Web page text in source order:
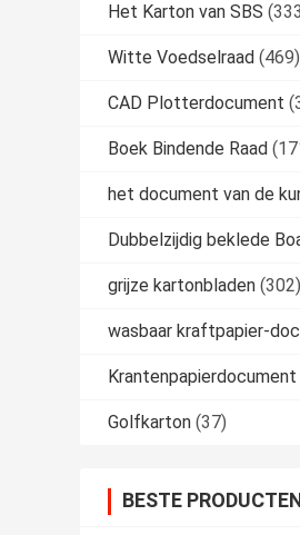
Het Karton van SBS
Witte Voedselraad (469)
CAD Plotterdocument
Boek Bindende Raad
het document van de
Dubbelzijdig beklede
grijze kartonbladen (302)
wasbaar kraftpapier-
Golfkarton (37)
BESTE